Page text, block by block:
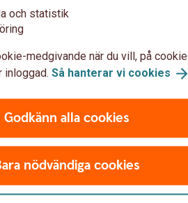
alls, får man 250
och statistik
medgivande när du vill, på
inloggad. Så hanterar vi cookies
Godkänn alla cookies
nödvändiga cookies